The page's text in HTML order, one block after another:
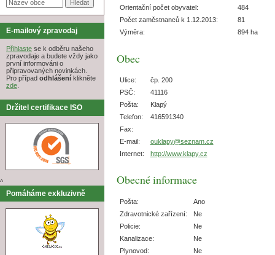
E-mailový zpravodaj
Přihlaste se k odběru našeho
zpravodaje a budete vždy jako
první informováni o
připravovaných novinkách.
Pro případ odhlášení klikněte
zde.
Držitel certifikace ISO
^
Pomáháme exkluzivně
Orientační počet obyvatel:
484
Počet zaměstnanců k 1.12.2013:
81
Výměra:
894 ha
Obec
Ulice:
čp. 200
PSČ:
41116
Pošta:
Klapý
Telefon:
416591340
Fax:
E-mail:
ouklapy@seznam.cz
Internet:
http://www.klapy.cz
Obecné informace
Pošta:
Ano
Zdravotnické zařízení:
Ne
Policie:
Ne
Kanalizace:
Ne
Plynovod:
Ne